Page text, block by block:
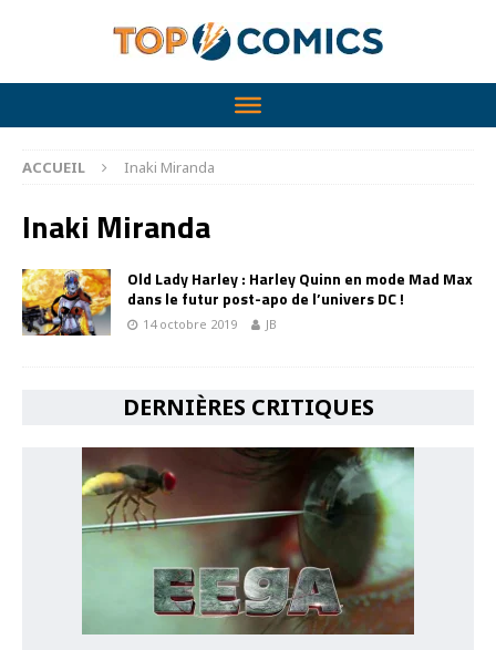
ACCUEIL Inaki Miranda
Inaki Miranda
Old Lady Harley : Harley Quinn en mode Mad Max
dans le futur post-apo de l’univers DC !
14 octobre 2019 JB
DERNIÈRES CRITIQUES